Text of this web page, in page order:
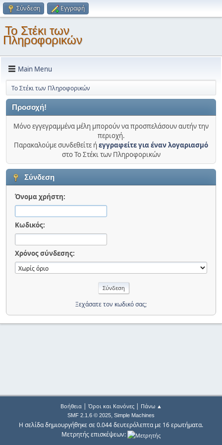
Σύνδεση Εγγραφή
Το Στέκι των
Πληροφορικών
Main Menu
Το Στέκι των Πληροφορικών
Προσοχή!
Μόνο εγγεγραμμένα μέλη μπορούν να προσπελάσουν αυτήν την
περιοχή.
Παρακαλούμε συνδεθείτε ήεγγραφείτε για έναν λογαριασμό
στο Το Στέκι των Πληροφορικών
Σύνδεση
Όνομα χρήστη:
Κωδικός:
Χρόνος σύνδεσης:
Ξεχάσατε τον κωδικό σας;
Βοήθεια| Όροι και Κανόνες| Πάνω ▲
SMF 2.1.6 © 2025, Simple Machines
Η σελίδα δημιουργήθηκε σε 0.044 δευτερόλεπτα με 16 ερωτήματα.
Μετρητής επισκέψεων: